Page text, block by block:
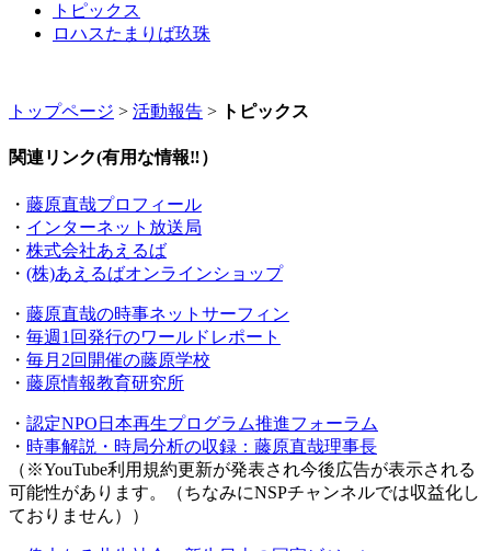
トピックス
ロハスたまりば玖珠
トップページ > 活動報告 > トピックス
関連リンク(有用な情報‼）
・ 藤原直哉プロフィール
・ インターネット放送局
・ 株式会社あえるば
・ (株)あえるばオンラインショップ
・ 藤原直哉の時事ネットサーフィン
・ 毎週1回発行のワールドレポート
・ 毎月2回開催の藤原学校
・ 藤原情報教育研究所
・ 認定NPO日本再生プログラム推進フォーラム
・ 時事解説・時局分析の収録：藤原直哉理事長
（※YouTube利用規約更新が発表され今後広告が表示される
可能性があります。（ちなみにNSPチャンネルでは収益化し
ておりません））